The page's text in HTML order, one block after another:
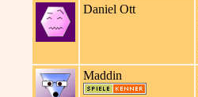
Daniel Ott
Maddin